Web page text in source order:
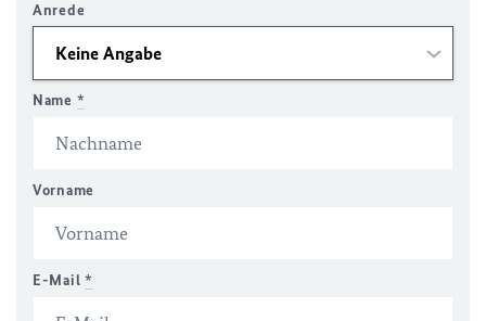
Anrede
Name *
Vorname
E-Mail *